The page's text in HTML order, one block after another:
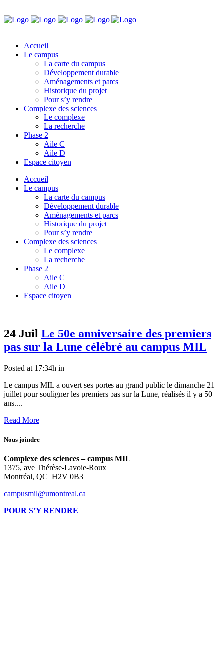
Accueil
Le campus
La carte du campus
Développement durable
Aménagements et parcs
Historique du projet
Pour s’y rendre
Complexe des sciences
Le complexe
La recherche
Phase 2
Aile C
Aile D
Espace citoyen
Accueil
Le campus
La carte du campus
Développement durable
Aménagements et parcs
Historique du projet
Pour s’y rendre
Complexe des sciences
Le complexe
La recherche
Phase 2
Aile C
Aile D
Espace citoyen
24 Juil Le 50e anniversaire des premiers
pas sur la Lune célébré au campus MIL
Posted at 17:34h in
Le campus MIL a ouvert ses portes au grand public le dimanche 21
juillet pour souligner les premiers pas sur la Lune, réalisés il y a 50
ans....
Read More
Nous joindre
Complexe des sciences – campus MIL
1375, ave Thérèse-Lavoie-Roux
Montréal, QC H2V 0B3
campusmil@umontreal.ca
POUR S’Y RENDRE